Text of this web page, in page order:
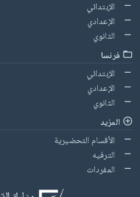
الإبتدائي
الإعدادي
الثانوي
فرنسا
الإبتدائي
الإعدادي
الثانوي
المزيد
الأقسام التحضيرية
الترفيه
المفردات